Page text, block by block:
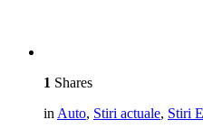
1 Shares
inAuto, Stiri actuale, Stiri